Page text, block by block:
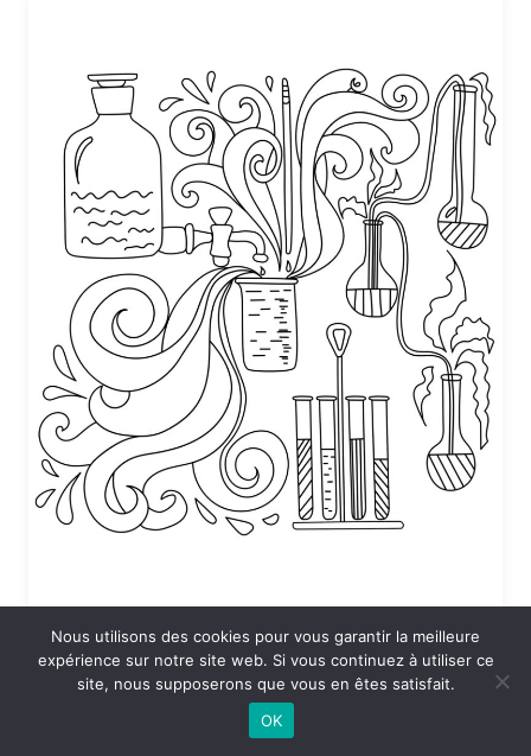
Coloriage Sciences en vrac
24 DÉCEMBRE 2025 À 19:53
Nous utilisons des cookies pour vous garantir la meilleure
expérience sur notre site web. Si vous continuez à utiliser ce
site, nous supposerons que vous en êtes satisfait.
OK